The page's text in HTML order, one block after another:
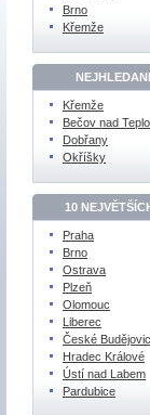
Brno
Křemže
Křemže
Bečov nad
Dobřany
Okříšky
10
Praha
Brno
Ostrava
Plzeň
Olomouc
Liberec
České
Hradec Králové
Ústí nad Labem
Pardubice